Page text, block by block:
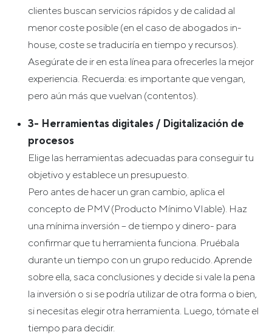
clientes buscan servicios rápidos y de calidad al
menor coste posible (en el caso de abogados in-
house, coste se traduciría en tiempo y recursos).
Asegúrate de ir en esta línea para ofrecerles la mejor
experiencia. Recuerda: es importante que vengan,
pero aún más que vuelvan (contentos).
3- Herramientas digitales / Digitalización de
procesos
Elige las herramientas adecuadas para conseguir tu
objetivo y establece un presupuesto.
Pero antes de hacer un gran cambio, aplica el
concepto de PMV (Producto Mínimo VIable). Haz
una mínima inversión – de tiempo y dinero- para
confirmar que tu herramienta funciona. Pruébala
durante un tiempo con un grupo reducido. Aprende
sobre ella, saca conclusiones y decide si vale la pena
la inversión o si se podría utilizar de otra forma o bien,
si necesitas elegir otra herramienta. Luego, tómate el
tiempo para decidir.